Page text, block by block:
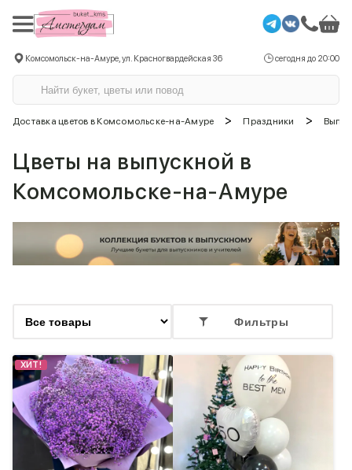
Комсомольск-на-Амуре, ул. Красногвардейская 36 сегодня до 20:00
Доставка цветов в Комсомольске-на-Амуре > Праздники >
Цветы на выпускной в
Комсомольске-на-Амуре
Фильтры
ХИТ!